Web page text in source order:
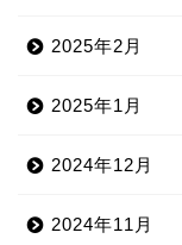
2025年2月
2025年1月
2024年12月
2024年11月